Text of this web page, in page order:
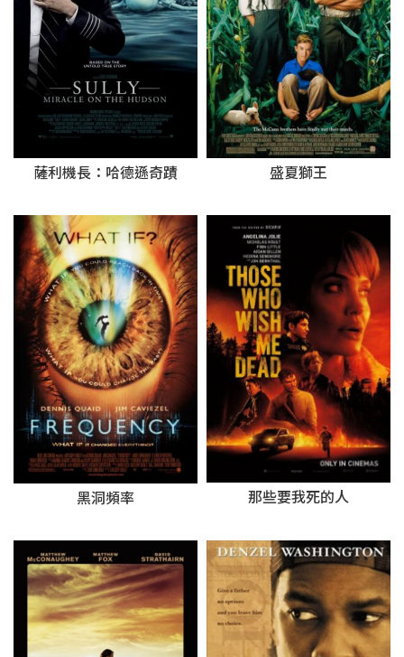
薩利機長：哈德遜奇蹟 盛夏獅王
黑洞頻率 那些要我死的人